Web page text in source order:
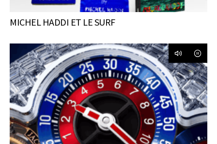
MICHEL HADDI ET LE SURF